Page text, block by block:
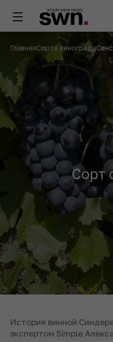
ГлавнаяСорта винограда
Сорт
История винной
экспертом Simple